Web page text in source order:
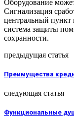
Оборудование
Сигнализация
центральный пункт
система защиты
сохранности.
предыдущая статья
Преимущества
следующая статья
Функциональные